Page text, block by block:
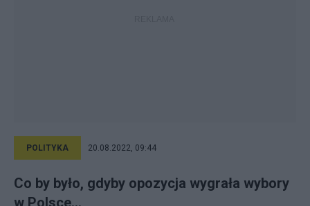
POLITYKA 20.08.2022, 09:44
Co by było, gdyby opozycja wygrała wybory
w Polsce...